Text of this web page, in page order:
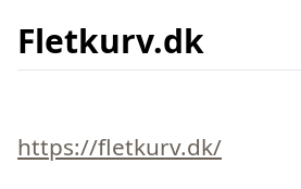
Fletkurv.dk
https://fletkurv.dk/